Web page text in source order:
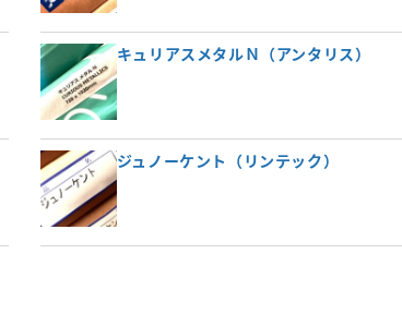
キュリアスメタルＮ（アンタリス）
ジュノーケント（リンテック）